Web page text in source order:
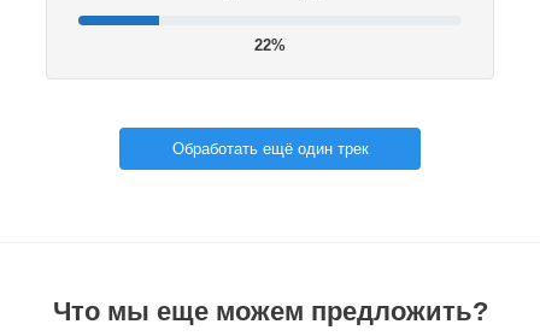
22%
Обработать ещё один трек
Что мы еще можем предложить?